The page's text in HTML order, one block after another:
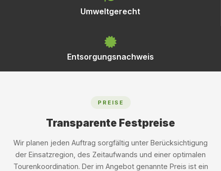
Umweltgerecht
Entsorgungsnachweis
PREISE
Transparente Festpreise
Wir planen jeden Auftrag sorgfältig unter Berücksichtigung
der Einsatzregion, des Zeitaufwands und einer optimalen
Tourenkoordination. Der im Angebot genannte Preis ist ein